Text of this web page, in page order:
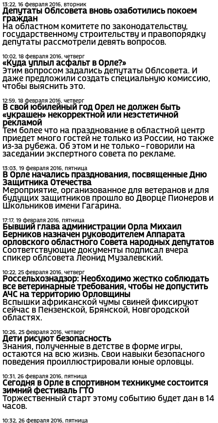
13:22, 16 февраля 2016, вторник
Депутаты Облсовета вновь озаботились покоем
граждан
На областном комитете по законодательству,
государственному строительству и правопорядку
депутаты рассмотрели девять вопросов.
10:02, 18 февраля 2016, четверг
«Куда уплыл асфальт в Орле?»
Этим вопросом задались депутаты Облсовета. И
даже предложили создать специальную комиссию,
чтобы выяснить это.
12:59, 18 февраля 2016, четверг
В свой юбилейный год Орел не должен быть
«украшен» некорректной или неэстетичной
рекламой
Тем более что на празднование в областной центр
приедет много гостей не только из России, но также
из-за рубежа. Об этом и не только – говорили на
заседании экспертного совета по рекламе.
13:03, 19 февраля 2016, пятница
В Орле начались празднования, посвященные Дню
Защитника Отечества
Мероприятие, организованное для ветеранов и для
будущих защитников прошло во Дворце Пионеров и
Школьников имени Гагарина.
17:17, 19 февраля 2016, пятница
Бывший глава администрации Орла Михаил
Берников назначен руководителем Аппарата
орловского областного Совета народных депутатов
Соответствующие документы подписал вчера
спикер облсовета Леонид Музалевский.
10:22, 25 февраля 2016, четверг
Россельхознадзор: Необходимо жестко соблюдать
все ветеринарные требования, чтобы не допустить
АЧС на территорию Орловщины
Вспышки африканской чумы свиней фиксируют
сейчас в Пензенской, Брянской, Новгородской
областях.
10:26, 25 февраля 2016, четверг
Дети рисуют безопасность
Знания, полученные в детстве в форме игры,
остаются на всю жизнь. Свои навыки безопасного
поведения проиллюстрировали юные орловцы.
10:31, 26 февраля 2016, пятница
Сегодня в Орле в спортивном техникуме состоится
зимний фестиваль ГТО
Торжественный старт этому событию будет дан в 14
часов.
10:32, 26 февраля 2016, пятница